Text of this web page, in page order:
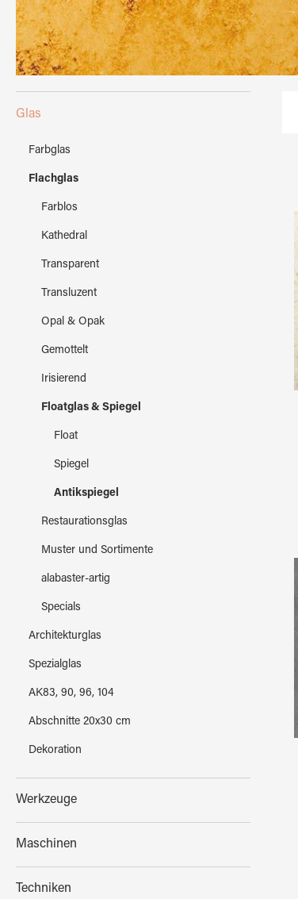
Glas
Farbglas
Flachglas
Farblos
Kathedral
Transparent
Transluzent
Opal & Opak
Gemottelt
Irisierend
Floatglas & Spiegel
Float
Spiegel
Antikspiegel
Restaurationsglas
Muster und Sortimente
alabaster-artig
Specials
Architekturglas
Spezialglas
AK83, 90, 96, 104
Abschnitte 20x30 cm
Dekoration
Werkzeuge
Maschinen
Techniken